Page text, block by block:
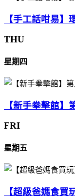
【手工話咁易】
THU
星期四
【新手拳擊館】
FRI
星期五
【超級爸媽食買